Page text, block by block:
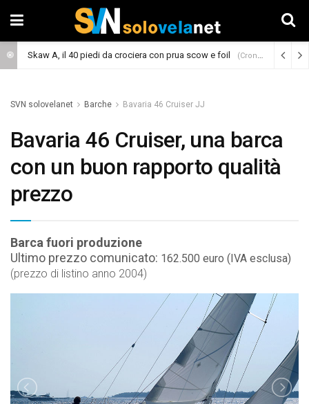
Skaw A, il 40 piedi da crociera con prua scow e foil (Cronaca)
SVN solovelanet Barche Bavaria 46 Cruiser JJ
Bavaria 46 Cruiser, una barca
con un buon rapporto qualità
prezzo
Barca fuori produzione
Ultimo prezzo comunicato: 162.500 euro (IVA esclusa)
(prezzo di listino anno 2004)